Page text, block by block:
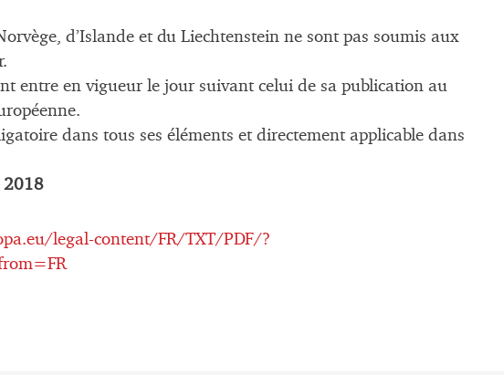
d’Islande et du Liechtenstein ne sont pas soumis aux
entre en vigueur le jour suivant celui de sa publication au
dans tous ses éléments et directement applicable dans
2018
legal-content/FR/TXT/PDF/?